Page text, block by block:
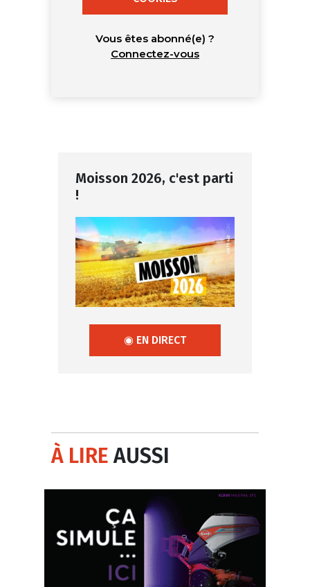
Vous êtes abonné(e) ?
Connectez-vous
Moisson 2026, c'est parti
!
◉ EN DIRECT
À LIREAUSSI